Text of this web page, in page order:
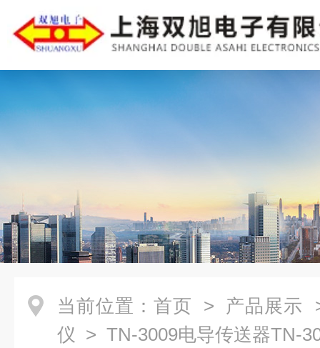
当前位置： 首页 > 产品展示
仪 > TN-3009电导传送器TN-